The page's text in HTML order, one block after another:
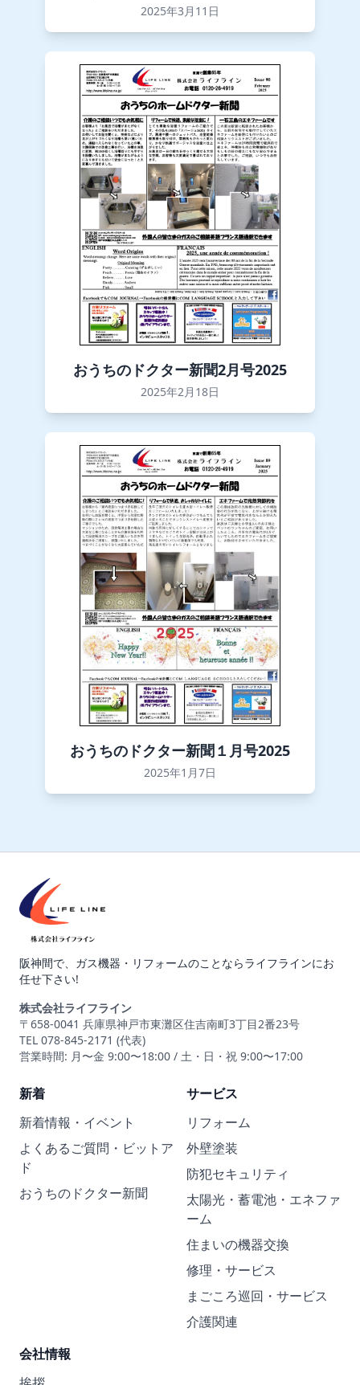
2025年3月11日
おうちのドクター新聞2月号2025
2025年2月18日
おうちのドクター新聞１月号2025
2025年1月7日
阪神間で、ガス機器・リフォームのことならライフラインにお
任せ下さい!
株式会社ライフライン
〒658-0041 兵庫県神戸市東灘区住吉南町3丁目2番23号
TEL 078-845-2171 (代表)
営業時間: 月〜金 9:00〜18:00 / 土・日・祝 9:00〜17:00
新着
新着情報・イベント
よくあるご質問・ビットア
ド
おうちのドクター新聞
サービス
リフォーム
外壁塗装
防犯セキュリティ
太陽光・蓄電池・エネファ
ーム
住まいの機器交換
修理・サービス
まごころ巡回・サービス
介護関連
会社情報